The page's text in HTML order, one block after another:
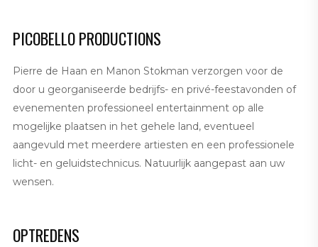
PICOBELLO PRODUCTIONS
Pierre de Haan en Manon Stokman verzorgen voor de
door u georganiseerde bedrijfs- en privé-feestavonden of
evenementen professioneel entertainment op alle
mogelijke plaatsen in het gehele land, eventueel
aangevuld met meerdere artiesten en een professionele
licht- en geluidstechnicus. Natuurlijk aangepast aan uw
wensen.
OPTREDENS